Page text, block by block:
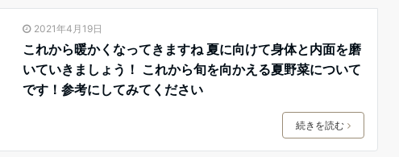
2021年4月19日
これから暖かくなってきますね 夏に向けて身体と内面を磨
いていきましょう！️ これから旬を向かえる夏野菜について
です！参考にしてみてください
続きを読む